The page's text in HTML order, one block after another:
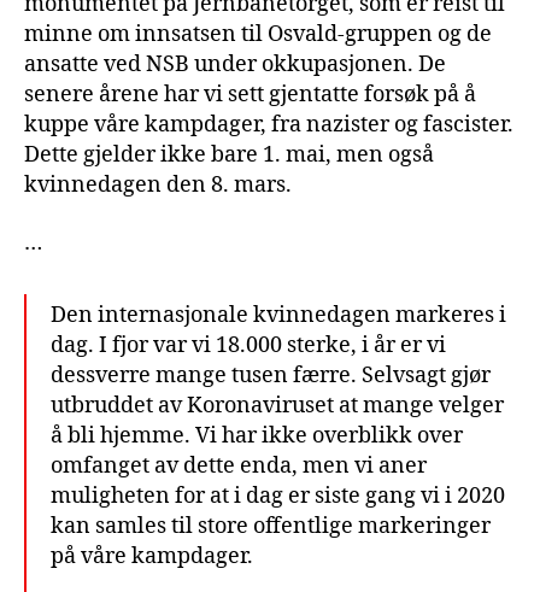
minne om innsatsen til Osvald-gruppen og de
ansatte ved NSB under okkupasjonen. De
senere årene har vi sett gjentatte forsøk på å
kuppe våre kampdager, fra nazister og fascister.
Dette gjelder ikke bare 1. mai, men også
kvinnedagen den 8. mars.
…
Den internasjonale kvinnedagen markeres i
dag. I fjor var vi 18.000 sterke, i år er vi
dessverre mange tusen færre. Selvsagt gjør
utbruddet av Koronaviruset at mange velger
å bli hjemme. Vi har ikke overblikk over
omfanget av dette enda, men vi aner
muligheten for at i dag er siste gang vi i 2020
kan samles til store offentlige markeringer
på våre kampdager.